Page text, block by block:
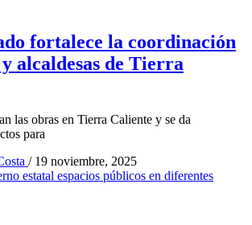
fortalece la coordinación
alcaldesas de Tierra
las obras en Tierra Caliente y se da
para
/ 19 noviembre, 2025